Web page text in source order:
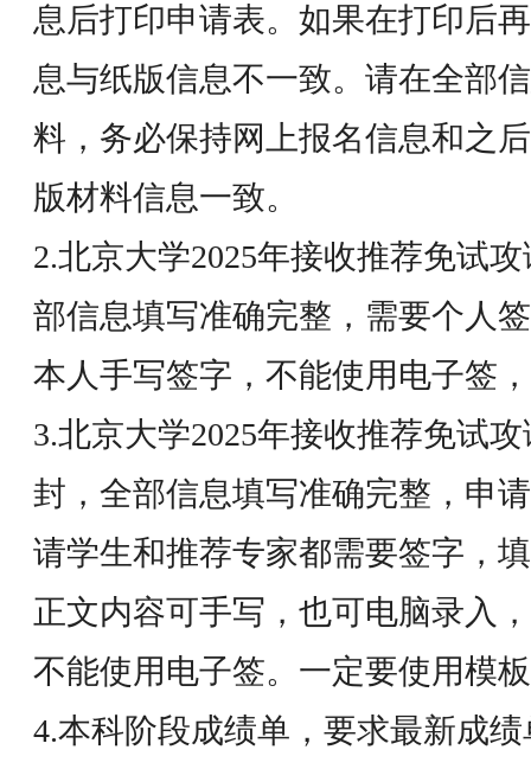
息后打印申请表。如果在打印后
息与纸版信息不一致。请在全部
料，务必保持网上报名信息和之
版材料信息一致。
2.北京大学2025年接收推荐免试
部信息填写准确完整，需要个人
本人手写签字，不能使用电子签
3.北京大学2025年接收推荐免试
封，全部信息填写准确完整，申
请学生和推荐专家都需要签字，
正文内容可手写，也可电脑录入
不能使用电子签。一定要使用模
4.本科阶段成绩单，要求最新成